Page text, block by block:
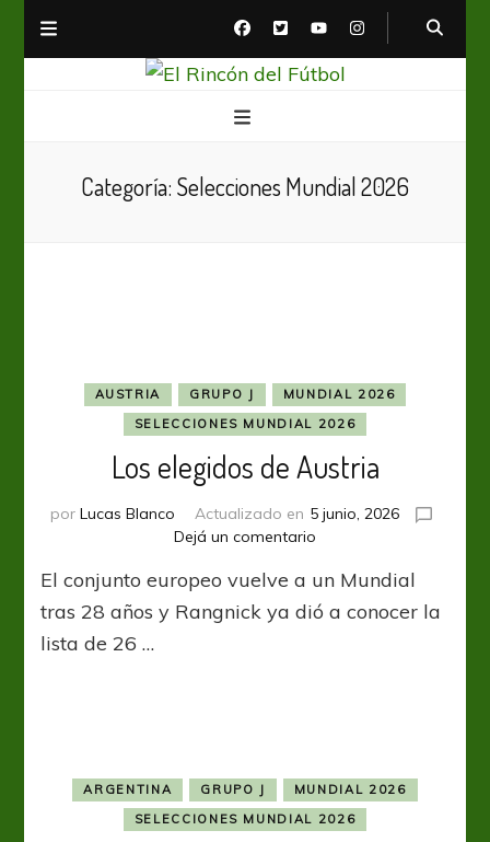
Categoría: Selecciones Mundial 2026
AUSTRIA GRUPO J
MUNDIAL 2026
SELECCIONES MUNDIAL 2026
Los elegidos de Austria
por Lucas Blanco Actualizado en 5 junio, 2026
Dejá un comentario
elegidos
de
El conjunto europeo vuelve a un Mundial
tras 28 años y Rangnick ya dió a conocer la
lista de 26 …
ARGENTINA GRUPO J
MUNDIAL 2026
SELECCIONES MUNDIAL 2026